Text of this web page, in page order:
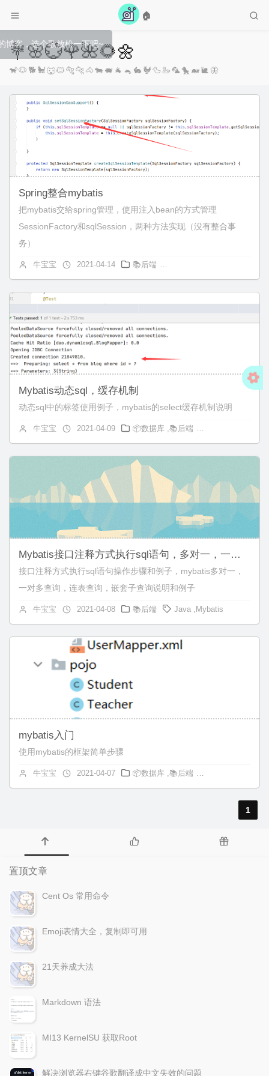
🏠
💐🌸💮🌹🌺🌻🌼
🐒🐶🐕🐩🐺🐱🐅🐆🐴🐄🐖🐐🐁🐇🐓🦆🦢🦜🐤🐋🐌🦋
Spring整合mybatis
把mybatis交给spring管理，使用注入bean的方式管理
SessionFactory和sqlSession，两种方法实现（没有整合事
务）
牛宝宝 2021-04-14 📚后端
Mybatis动态sql，缓存机制
动态sql中的标签使用例子，mybatis的select缓存机制说明
牛宝宝 2021-04-09 📦数据库 ,📚后端
Mybatis接口注释方式执行sql语句，多对一，一对多查询
接口注释方式执行sql语句操作步骤和例子，mybatis多对一，
一对多查询，连表查询，嵌套子查询说明和例子
牛宝宝 2021-04-08 📚后端 Java , Mybatis
mybatis入门
使用mybatis的框架简单步骤
牛宝宝 2021-04-07 📦数据库 ,📚后端
1
置顶文章
Cent Os 常用命令
Emoji表情大全，复制即可用
21天养成大法
Markdown 语法
MI13 KernelSU 获取Root
解决浏览器右键谷歌翻译成中文失效的问题
~